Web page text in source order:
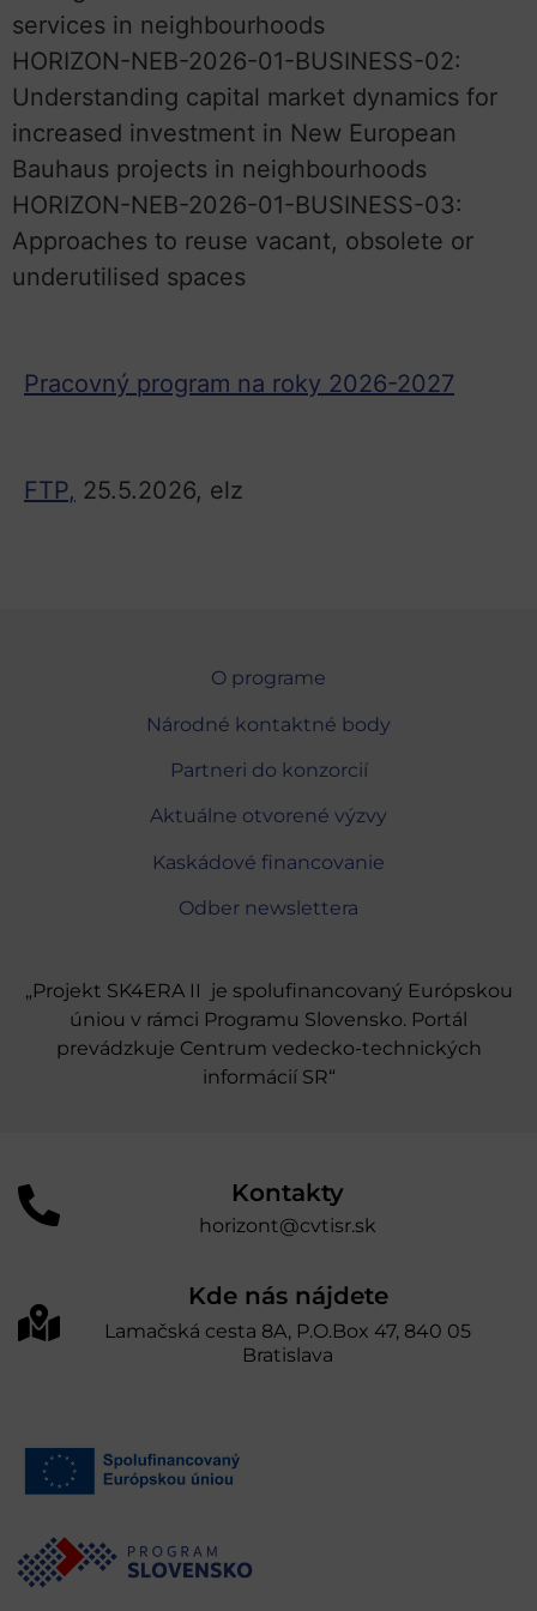
services in neighbourhoods
HORIZON-NEB-2026-01-BUSINESS-02:
Understanding capital market dynamics for
increased investment in New European
Bauhaus projects in neighbourhoods
HORIZON-NEB-2026-01-BUSINESS-03:
Approaches to reuse vacant, obsolete or
underutilised spaces
Pracovný program na roky 2026-2027
FTP, 25.5.2026, elz
O programe
Národné kontaktné body
Partneri do konzorcií
Aktuálne otvorené výzvy
Kaskádové financovanie
Odber newslettera
„Projekt SK4ERA II je spolufinancovaný Európskou
úniou v rámci Programu Slovensko. Portál
prevádzkuje Centrum vedecko-technických
informácií SR“
Kontakty
horizont@cvtisr.sk
Kde nás nájdete
Lamačská cesta 8A, P.O.Box 47, 840 05
Bratislava